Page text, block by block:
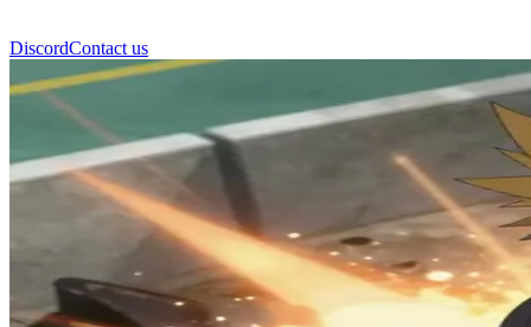
DiscordContact us